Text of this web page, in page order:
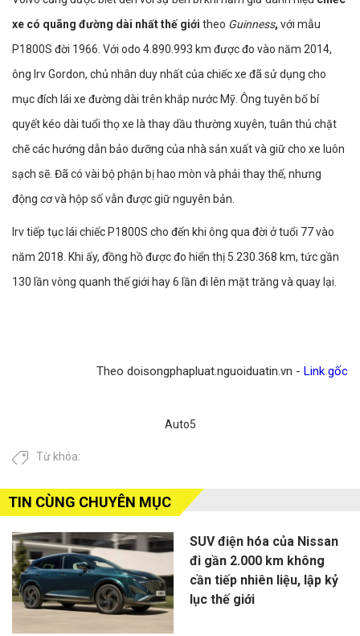
xe có quãng đường dài nhất thế giới theo Guinness, với mẫu
P1800S đời 1966. Với odo 4.890.993 km được đo vào năm 2014,
ông Irv Gordon, chủ nhân duy nhất của chiếc xe đã sử dụng cho
mục đích lái xe đường dài trên khắp nước Mỹ. Ông tuyên bố bí
quyết kéo dài tuổi thọ xe là thay dầu thường xuyên, tuân thủ chặt
chẽ các hướng dẫn bảo dưỡng của nhà sản xuất và giữ cho xe luôn
sạch sẽ. Đã có vài bộ phận bị hao mòn và phải thay thế, nhưng
động cơ và hộp số vẫn được giữ nguyên bản.
Irv tiếp tục lái chiếc P1800S cho đến khi ông qua đời ở tuổi 77 vào
năm 2018. Khi ấy, đồng hồ được đo hiển thị 5.230.368 km, tức gần
130 lần vòng quanh thế giới hay 6 lần đi lên mặt trăng và quay lại.
Theo doisongphapluat.nguoiduatin.vn - Link gốc
Auto5
Từ khóa:
TIN CÙNG CHUYÊN MỤC
SUV điện hóa của Nissan
đi gần 2.000 km không
cần tiếp nhiên liệu, lập kỷ
lục thế giới